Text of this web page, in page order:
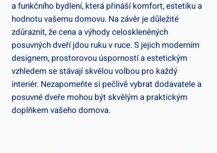
a funkčního bydlení, která přináší komfort, estetiku a
hodnotu vašemu domovu. Na závěr je důležité
zdůraznit, že cena a výhody celoskleněných
posuvných dveří jdou ruku v ruce. S jejich moderním
designem, prostorovou úsporností a estetickým
vzhledem se stávají skvělou volbou pro každý
interiér. Nezapomeňte si pečlivě vybrat dodavatele a
posuvné dveře mohou být skvělým a praktickým
doplňkem vašeho domova.